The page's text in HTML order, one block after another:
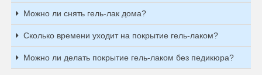
Можно ли снять гель-лак дома?
Сколько времени уходит на покрытие гель-лаком?
Можно ли делать покрытие гель-лаком без педикюра?